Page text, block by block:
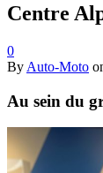
Centre
0
By Auto-Moto
Au sein du